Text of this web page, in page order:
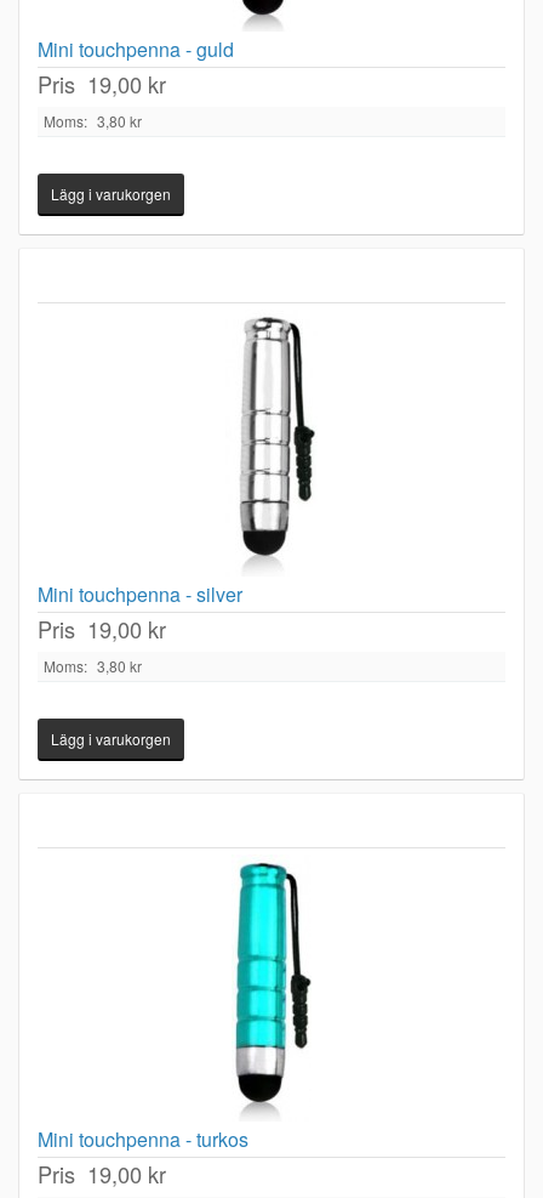
Mini touchpenna - guld
Pris 19,00 kr
Moms: 3,80 kr
Mini touchpenna - silver
Pris 19,00 kr
Moms: 3,80 kr
Mini touchpenna - turkos
Pris 19,00 kr